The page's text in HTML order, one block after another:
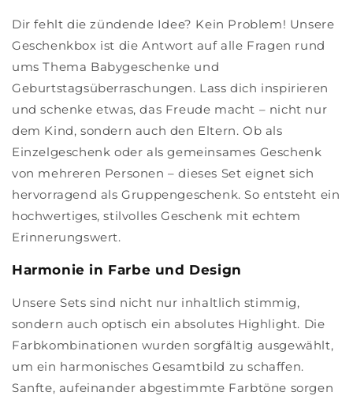
Dir fehlt die zündende Idee? Kein Problem! Unsere
Geschenkbox ist die Antwort auf alle Fragen rund
ums Thema Babygeschenke und
Geburtstagsüberraschungen. Lass dich inspirieren
und schenke etwas, das Freude macht – nicht nur
dem Kind, sondern auch den Eltern. Ob als
Einzelgeschenk oder als gemeinsames Geschenk
von mehreren Personen – dieses Set eignet sich
hervorragend als Gruppengeschenk. So entsteht ein
hochwertiges, stilvolles Geschenk mit echtem
Erinnerungswert.
Harmonie in Farbe und Design
Unsere Sets sind nicht nur inhaltlich stimmig,
sondern auch optisch ein absolutes Highlight. Die
Farbkombinationen wurden sorgfältig ausgewählt,
um ein harmonisches Gesamtbild zu schaffen.
Sanfte, aufeinander abgestimmte Farbtöne sorgen